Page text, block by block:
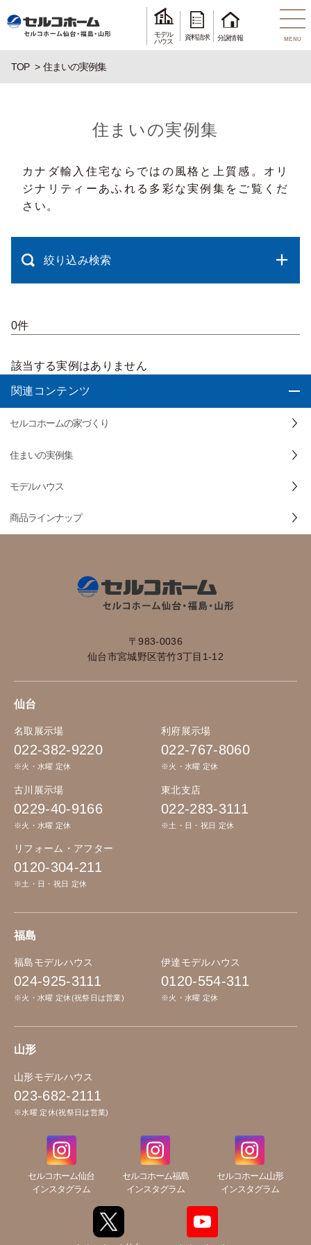
モデル
ハウス
資料請求 分譲情報 MENU
TOP 住まいの実例集
住まいの実例集
カナダ輸入住宅ならではの風格と上質感。オリ
ジナリティーあふれる多彩な実例集をご覧くだ
さい。
絞り込み検索
0件
該当する実例はありません
関連コンテンツ
セルコホームの家づくり
住まいの実例集
モデルハウス
商品ラインナップ
〒983-0036
仙台市宮城野区苦竹3丁目1-12
仙台
名取展示場
022-382-9220
※火・水曜 定休
利府展示場
022-767-8060
※火・水曜 定休
古川展示場
0229-40-9166
※火・水曜 定休
東北支店
022-283-3111
※土・日・祝日 定休
リフォーム・アフター
0120-304-211
※土・日・祝日 定休
福島
福島モデルハウス
024-925-3111
※火・水曜 定休(祝祭日は営業)
伊達モデルハウス
0120-554-311
※火・水曜 定休
山形
山形モデルハウス
023-682-2111
※水曜 定休(祝祭日は営業)
セルコホーム仙台
インスタグラム
セルコホーム福島
インスタグラム
セルコホーム山形
インスタグラム